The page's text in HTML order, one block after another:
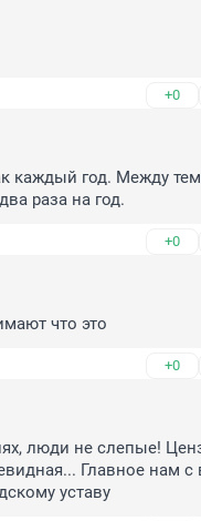
+0
каждый год. Между тем
раза на год.
+0
что это
+0
люди не слепые!
Главное нам с
уставу